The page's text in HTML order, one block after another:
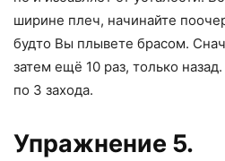
ширине плеч, начинайте
будто Вы плывете брасом.
затем ещё 10 раз, только
по 3 захода.
Упражнение 5.